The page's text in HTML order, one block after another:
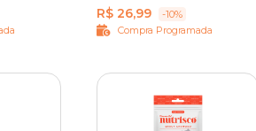
R$ 26,99
-10%
Compra Programada